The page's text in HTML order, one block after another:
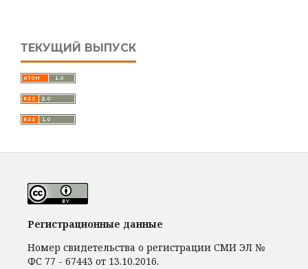
ТЕКУЩИЙ ВЫПУСК
Регистрационные данные
Номер свидетельства о регистрации СМИ ЭЛ №
ФС 77 - 67443 от 13.10.2016.